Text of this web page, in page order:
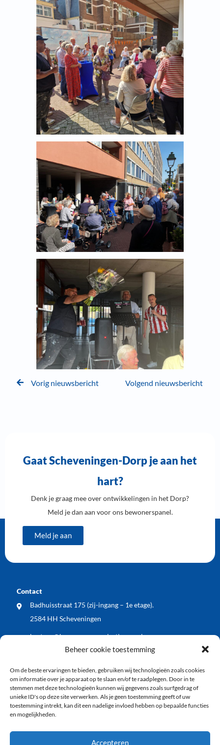
Beheer cookie toestemming
Om de beste ervaringen te bieden, gebruiken wij technologieën zoals cookies
om informatie over je apparaat op te slaan en/of te raadplegen. Door in te
stemmen met deze technologieën kunnen wij gegevens zoals surfgedrag of
unieke ID's op deze site verwerken. Als je geen toestemming geeft of uw
toestemming intrekt, kan dit een nadelige invloed hebben op bepaalde functies
en mogelijkheden.
Accepteren
Vorig nieuwsbericht Volgend nieuwsbericht
Gaat Scheveningen-Dorp je aan het
hart?
Denk je graag mee over ontwikkelingen in het Dorp?
Meld je dan aan voor ons bewonerspanel.
Meld je aan
Contact
Badhuisstraat 175 (zij-ingang – 1e etage).
2584 HH Scheveningen
bestuur@bewonersorganisatiewos.nl
WOS dient zienswijze in op voorontwerp Kop
Keizerstraat: blij met vergroening, wel meer aandacht
voor veiligheid en economische vitaliteit
WOS buurt BBQ: samen de zomer ingeluid!
Vlaggenode aan de jarige vuurtoren tijdens